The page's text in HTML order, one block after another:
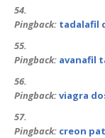
Pingback: tadalafil
Pingback: avanafil
Pingback:viagra
Pingback: creon